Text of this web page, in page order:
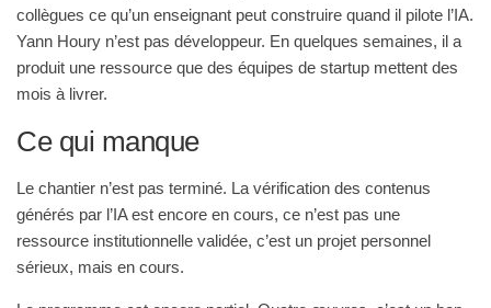
collègues ce qu’un enseignant peut construire quand il pilote l’IA.
Yann Houry n’est pas développeur. En quelques semaines, il a
produit une ressource que des équipes de startup mettent des
mois à livrer.
Ce qui manque
Le chantier n’est pas terminé. La vérification des contenus
générés par l’IA est encore en cours, ce n’est pas une
ressource institutionnelle validée, c’est un projet personnel
sérieux, mais en cours.